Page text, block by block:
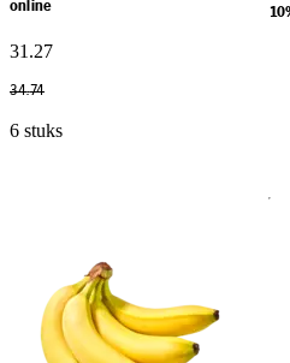
online
31 .27
34.74
6 stuks